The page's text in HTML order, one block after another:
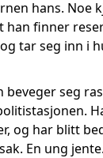
hans. Noe
han finner
tar seg inn i
beveger seg
og har blitt
En ung